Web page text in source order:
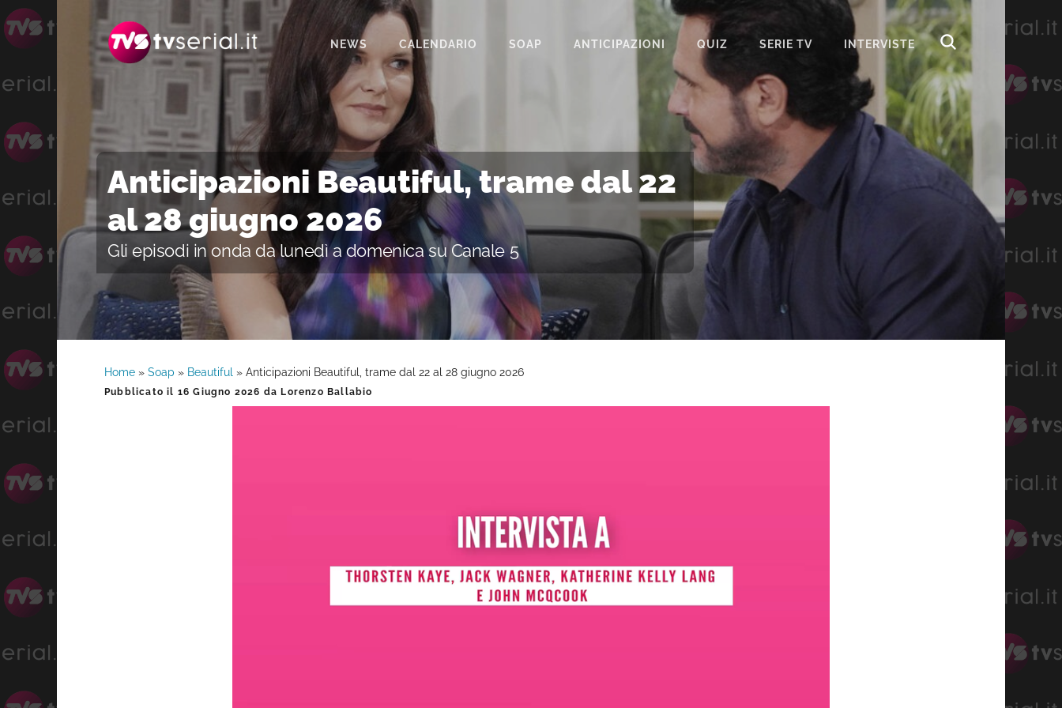
navigazione
contenuto
NEWS CALENDARIO SOAP
SEGRETI DI FAMIGLIA
TEMPESTA D’AMORE
UN POSTO AL SOLE
ANTICIPAZIONI QUIZ SERIE TV INTERVISTE
Anticipazioni Beautiful, trame dal 22
al 28 giugno 2026
Gli episodi in onda da lunedì a domenica su Canale 5
Home » Soap » Beautiful » Anticipazioni Beautiful, trame dal 22 al 28 giugno 2026
Pubblicato il 16 Giugno 2026 da Lorenzo Ballabio
Barra